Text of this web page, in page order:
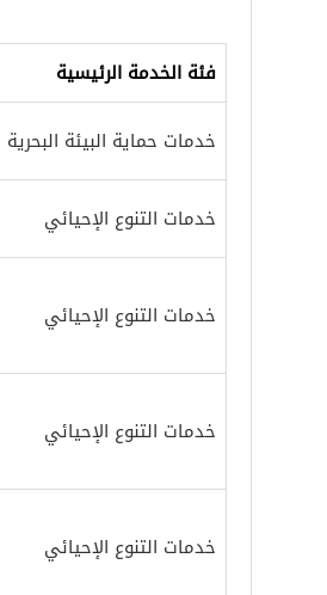
فئة الخدمة الرئيسية
خدمات حماية البيئة البحرية
خدمات التنوع الإحيائي
خدمات التنوع الإحيائي
خدمات التنوع الإحيائي
خدمات التنوع الإحيائي